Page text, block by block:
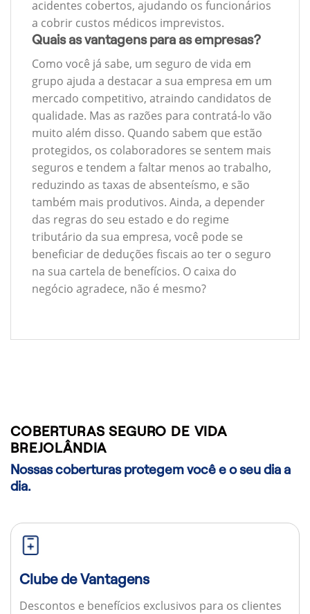
acidentes cobertos, ajudando os funcionários
a cobrir custos médicos imprevistos.
Quais as vantagens para as empresas?
Como você já sabe, um seguro de vida em
grupo ajuda a destacar a sua empresa em um
mercado competitivo, atraindo candidatos de
qualidade. Mas as razões para contratá-lo vão
muito além disso. Quando sabem que estão
protegidos, os colaboradores se sentem mais
seguros e tendem a faltar menos ao trabalho,
reduzindo as taxas de absenteísmo, e são
também mais produtivos. Ainda, a depender
das regras do seu estado e do regime
tributário da sua empresa, você pode se
beneficiar de deduções fiscais ao ter o seguro
na sua cartela de benefícios. O caixa do
negócio agradece, não é mesmo?
COBERTURAS SEGURO DE VIDA
BREJOLÂNDIA
Nossas coberturas protegem você e o seu dia a
dia.
Clube de Vantagens
Descontos e benefícios exclusivos para os clientes